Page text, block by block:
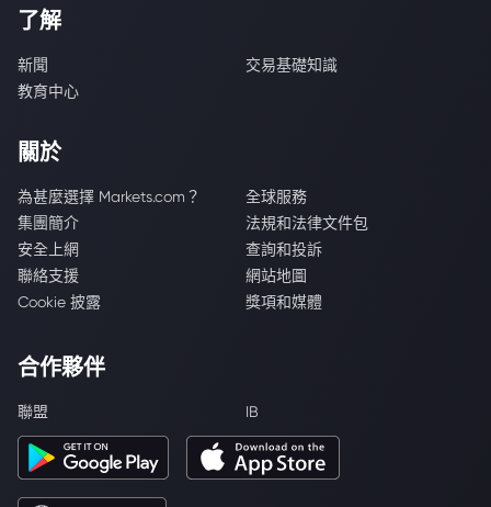
了解
新聞
交易基礎知識
教育中心
關於
為甚麼選擇 Markets.com？
全球服務
集團簡介
法規和法律文件包
安全上網
查詢和投訴
聯絡支援
網站地圖
Cookie 披露
獎項和媒體
合作夥伴
聯盟 IB